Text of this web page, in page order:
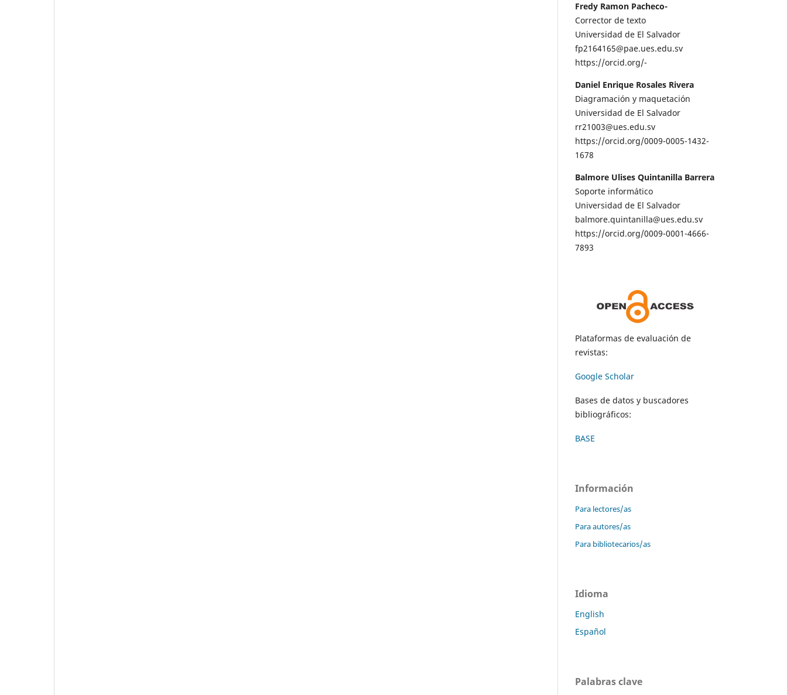
Fredy Ramon Pacheco-
Corrector de texto
Universidad de El Salvador
fp2164165@pae.ues.edu.sv
https://orcid.org/-
Daniel Enrique Rosales Rivera
Diagramación y maquetación
Universidad de El Salvador
rr21003@ues.edu.sv
https://orcid.org/0009-0005-1432-
1678
Balmore Ulises Quintanilla Barrera
Soporte informático
Universidad de El Salvador
balmore.quintanilla@ues.edu.sv
https://orcid.org/0009-0001-4666-
7893
Plataformas de evaluación de
revistas:
Google Scholar
Bases de datos y buscadores
bibliográficos:
BASE
Información
Para lectores/as
Para autores/as
Para bibliotecarios/as
Idioma
English
Español
Palabras clave